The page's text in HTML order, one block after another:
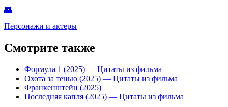
👥
Персонажи и актеры
Смотрите также
Формула 1 (2025) — Цитаты из фильма
Охота за тенью (2025) — Цитаты из фильма
Франкенштейн (2025)
Последняя капля (2025) — Цитаты из фильма